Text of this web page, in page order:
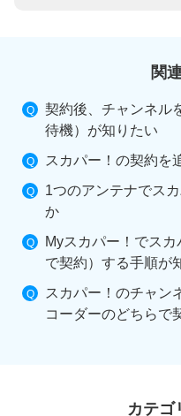
関
契約後、チャンネル
待機）が知りたい
スカパー！の契約を
1つのアンテナでス
か
Myスカパー！でス
で契約）する手順が
スカパー！のチャン
コーダーのどちらで
カテゴ